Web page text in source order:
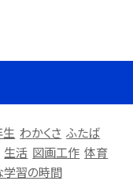
わかくさ ふたば
生活 図画工作 体育
習の時間